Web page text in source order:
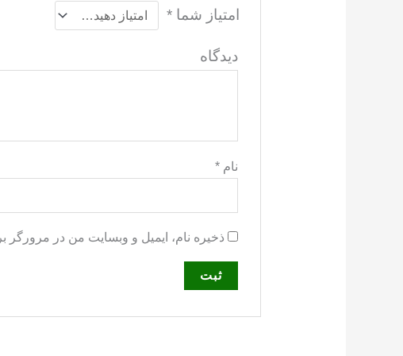
امتیاز شما*
نام*
ذخیره نام، ایمیل و وبسایت من در مرورگر